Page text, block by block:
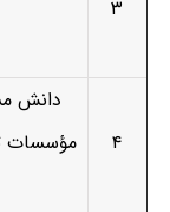
۳
۴
دانش
مؤسسات